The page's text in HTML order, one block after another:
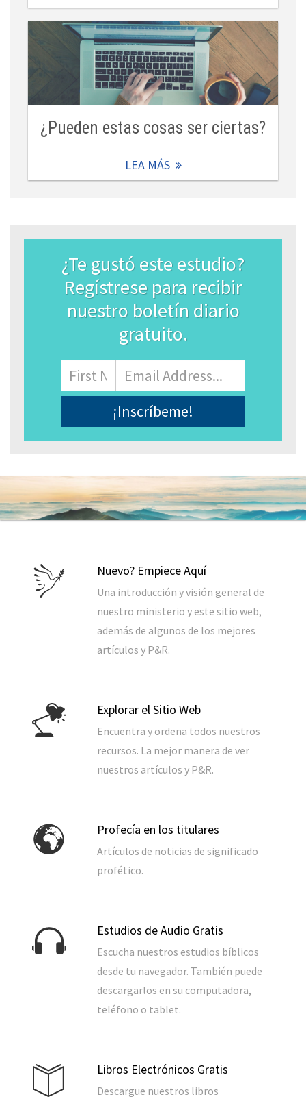
¿Pueden estas cosas ser ciertas?
LEA MÁS
¿Te gustó este estudio?
Regístrese para recibir
nuestro boletín diario
gratuito.
Name
Nombre
Correo
Electrónico
Nuevo? Empiece Aquí
Una introducción y visión general de
nuestro ministerio y este sitio web,
además de algunos de los mejores
artículos y P&R.
Explorar el Sitio Web
Encuentra y ordena todos nuestros
recursos. La mejor manera de ver
nuestros artículos y P&R.
Profecía en los titulares
Artículos de noticias de significado
profético.
Estudios de Audio Gratis
Escucha nuestros estudios bíblicos
desde tu navegador. También puede
descargarlos en su computadora,
teléfono o tablet.
Libros Electrónicos Gratis
Descargue nuestros libros